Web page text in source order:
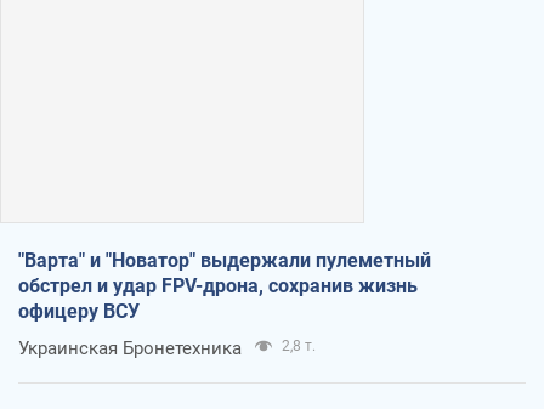
"Варта" и "Новатор" выдержали пулеметный
обстрел и удар FPV-дрона, сохранив жизнь
офицеру ВСУ
Украинская Бронетехника 2,8 т.